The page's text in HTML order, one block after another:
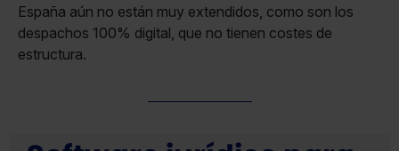
España aún no están muy extendidos, como son los
despachos 100% digital, que no tienen costes de
estructura.